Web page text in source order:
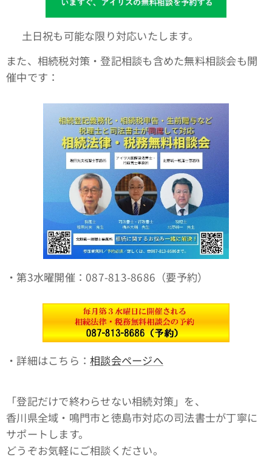
📆 土日祝も可能な限り対応いたします。
また、相続税対策・登記相談も含めた無料相談会も開
催中です：
・第3水曜開催：087-813-8686（要予約）
・詳細はこちら：相談会ページへ
「登記だけで終わらせない相続対策」を、
香川県全域・鳴門市と徳島市対応の司法書士が丁寧に
サポートします。
どうぞお気軽にご相談ください。